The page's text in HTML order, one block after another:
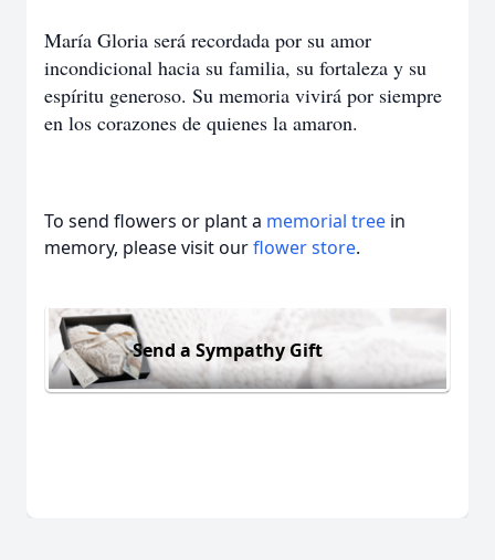
María Gloria será recordada por su amor
incondicional hacia su familia, su fortaleza y su
espíritu generoso. Su memoria vivirá por siempre
en los corazones de quienes la amaron.
To send flowers or plant a memorial tree in
memory, please visit ourflower store.
Send a Sympathy Gift